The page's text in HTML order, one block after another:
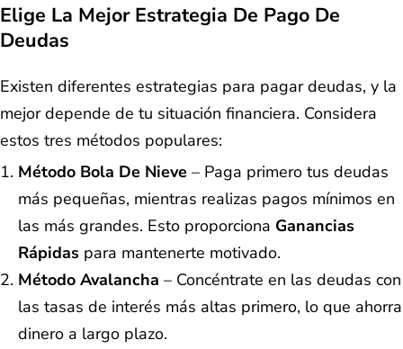
Elige La Mejor Estrategia De Pago De
Deudas
Existen diferentes estrategias para pagar deudas, y la
mejor depende de tu situación financiera. Considera
estos tres métodos populares:
Método Bola De Nieve – Paga primero tus deudas
más pequeñas, mientras realizas pagos mínimos en
las más grandes. Esto proporciona Ganancias
Rápidas para mantenerte motivado.
Método Avalancha – Concéntrate en las deudas con
las tasas de interés más altas primero, lo que ahorra
dinero a largo plazo.